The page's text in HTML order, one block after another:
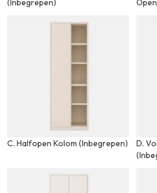
(Inbegrepen)
C. Halfopen Kolom (Inbegrepen)
D.